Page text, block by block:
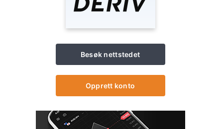
Besøk nettstedet
Opprett konto